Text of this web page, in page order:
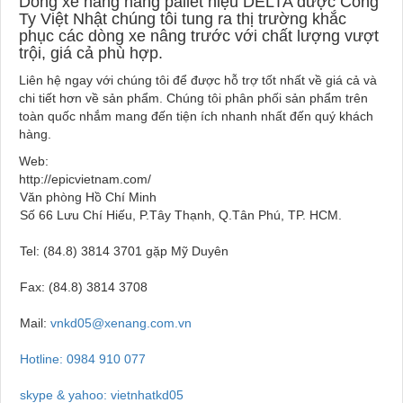
Ty Việt Nhật chúng tôi tung ra thị trường khắc
phục các dòng xe nâng trước với chất lượng vượt
trội, giá cả phù hợp.
Liên hệ ngay với chúng tôi để được hỗ trợ tốt nhất về giá cả và
chi tiết hơn về sản phẩm. Chúng tôi phân phối sản phẩm trên
toàn quốc nhắm mang đến tiện ích nhanh nhất đến quý khách
hàng.
Web:
http://epicvietnam.com/
Văn phòng Hồ Chí Minh
Số 66 Lưu Chí Hiếu, P.Tây Thạnh, Q.Tân Phú, TP. HCM.
Tel: (84.8) 3814 3701 gặp Mỹ Duyên
Fax: (84.8) 3814 3708
Mail: vnkd05@xenang.com.vn
Hotline: 0984 910 077
skype & yahoo: vietnhatkd05